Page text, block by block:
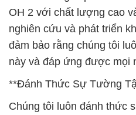
OH 2 với chất lượng cao
nghiên cứu và phát triển
đảm bảo rằng chúng tôi
này và đáp ứng được mọi
**Đánh Thức Sự Tường
Chúng tôi luôn đánh thức